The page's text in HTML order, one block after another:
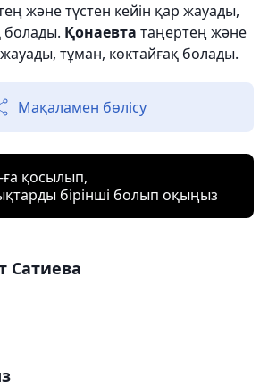
және түстен кейін қар жауады,
болады. Қонаевта таңертең және
тұман, көктайғақ болады.
Мақаламен бөлісу
қосылып,
бірінші болып оқыңыз
Сатиева